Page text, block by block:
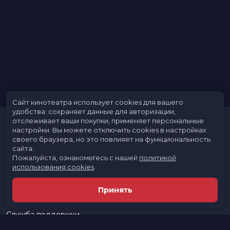
Расписание
Скоро в кино
Реклама в кинотеатре
Служба поддержки
Сайт кинотеатра использует cookies для вашего
удобства: сохраняет данные для авторизации,
отслеживает ваши покупки, применяет персональные
настройки. Вы можете отключить cookies в настройках
своего браузера, но это повлияет на функциональность
сайта.
Пожалуйста, ознакомьтесь с нашей политикой
использования cookies
Принять